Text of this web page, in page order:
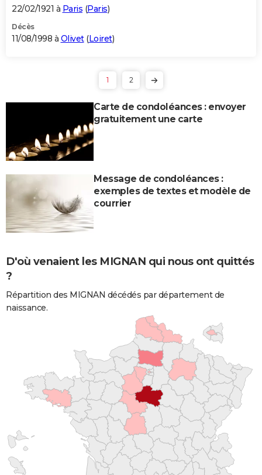
22/02/1921 à Paris (Paris)
Décès
11/08/1998 à Olivet(Loiret)
1 2
Carte de condoléances : envoyer
gratuitement une carte
Message de condoléances :
exemples de textes et modèle de
courrier
D'où venaient les MIGNAN qui nous ont quittés
?
Répartition des MIGNAN décédés par département de
naissance.